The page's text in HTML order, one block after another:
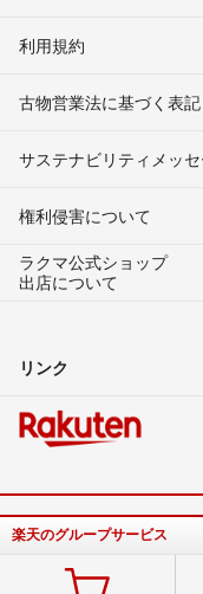
利用規約
古物営業法に基づく表記
サステナビリティメッ
権利侵害について
ラクマ公式ショップ
出店について
リンク
楽天のグループサービス